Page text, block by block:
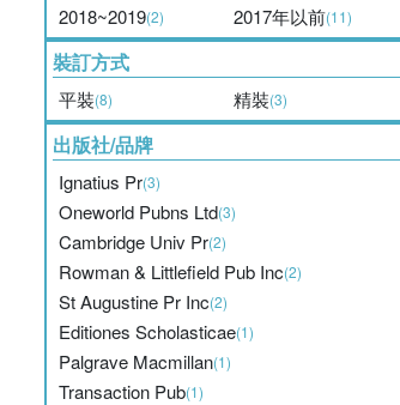
2018~2019(2) 2017年以前(11)
裝訂方式
平裝(8) 精裝(3)
出版社/品牌
Ignatius Pr(3)
Oneworld Pubns Ltd(3)
Cambridge Univ Pr(2)
Rowman & Littlefield Pub Inc(2)
St Augustine Pr Inc(2)
Editiones Scholasticae(1)
Palgrave Macmillan(1)
Transaction Pub(1)